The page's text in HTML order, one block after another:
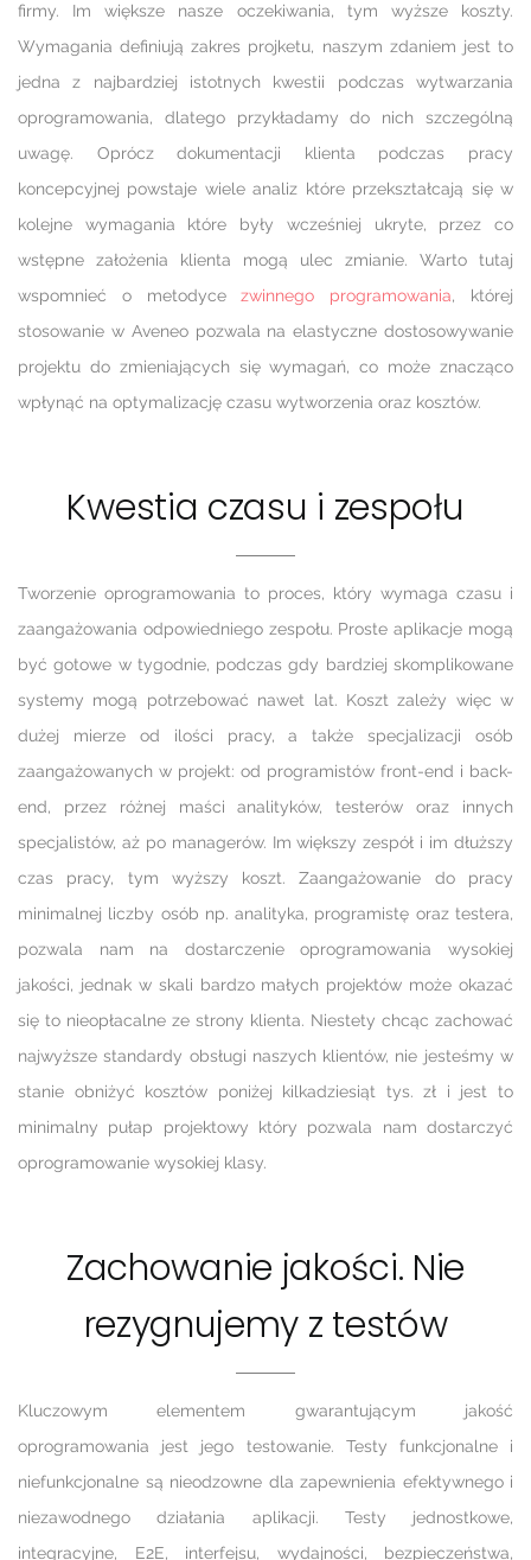
firmy. Im większe nasze oczekiwania, tym wyższe koszty.
Wymagania definiują zakres projketu, naszym zdaniem jest to
jedna z najbardziej istotnych kwestii podczas wytwarzania
oprogramowania, dlatego przykładamy do nich szczególną
uwagę. Oprócz dokumentacji klienta podczas pracy
koncepcyjnej powstaje wiele analiz które przekształcają się w
kolejne wymagania które były wcześniej ukryte, przez co
wstępne założenia klienta mogą ulec zmianie. Warto tutaj
wspomnieć o metodycezwinnego programowania, której
stosowanie w Aveneo pozwala na elastyczne dostosowywanie
projektu do zmieniających się wymagań, co może znacząco
wpłynąć na optymalizację czasu wytworzenia oraz kosztów.
Kwestia czasu i zespołu
Tworzenie oprogramowania to proces, który wymaga czasu i
zaangażowania odpowiedniego zespołu. Proste aplikacje mogą
być gotowe w tygodnie, podczas gdy bardziej skomplikowane
systemy mogą potrzebować nawet lat. Koszt zależy więc w
dużej mierze od ilości pracy, a także specjalizacji osób
zaangażowanych w projekt: od programistów front-end i back-
end, przez różnej maści analityków, testerów oraz innych
specjalistów, aż po managerów. Im większy zespół i im dłuższy
czas pracy, tym wyższy koszt. Zaangażowanie do pracy
minimalnej liczby osób np. analityka, programistę oraz testera,
pozwala nam na dostarczenie oprogramowania wysokiej
jakości, jednak w skali bardzo małych projektów może okazać
się to nieopłacalne ze strony klienta. Niestety chcąc zachować
najwyższe standardy obsługi naszych klientów, nie jesteśmy w
stanie obniżyć kosztów poniżej kilkadziesiąt tys. zł i jest to
minimalny pułap projektowy który pozwala nam dostarczyć
oprogramowanie wysokiej klasy.
Zachowanie jakości. Nie
rezygnujemy z testów
Kluczowym elementem gwarantującym jakość
oprogramowania jest jego testowanie. Testy funkcjonalne i
niefunkcjonalne są nieodzowne dla zapewnienia efektywnego i
niezawodnego działania aplikacji. Testy jednostkowe,
integracyjne, E2E, interfejsu, wydajności, bezpieczeństwa,